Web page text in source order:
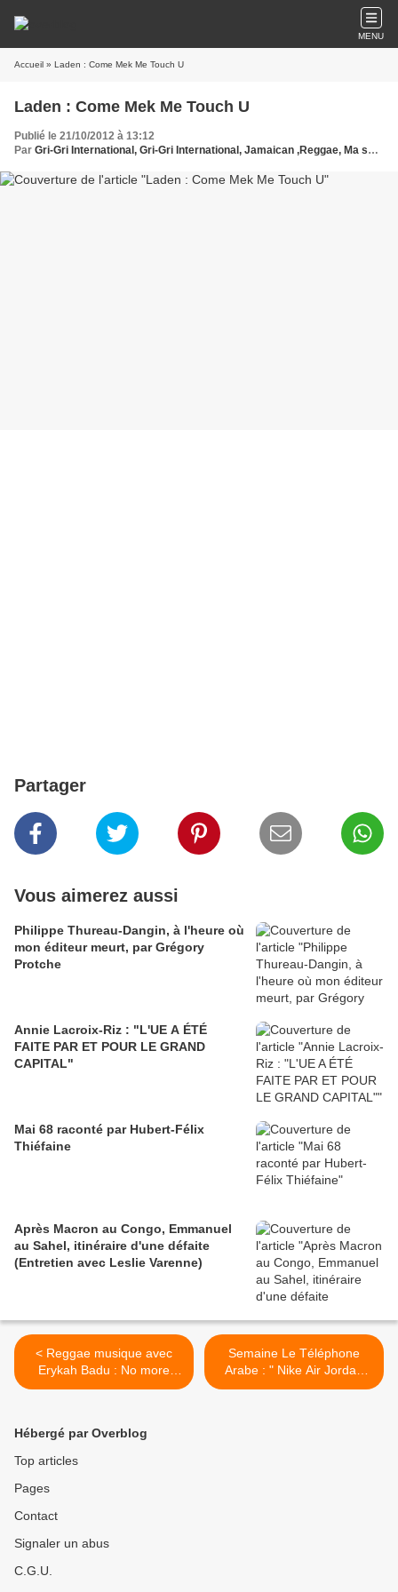
MENU
Accueil » Laden : Come Mek Me Touch U
Laden : Come Mek Me Touch U
Publié le 21/10/2012 à 13:12
Par Gri-Gri International, Gri-Gri International, Jamaican ,Reggae, Ma solange oussou, New York, Blues, France, Love Paris, Music, Afrique, Sony, Hollywood, Jamaica, Europe
Partager
Vous aimerez aussi
Philippe Thureau-Dangin, à l'heure où
mon éditeur meurt, par Grégory
Protche
Annie Lacroix-Riz : "L'UE A ÉTÉ
FAITE PAR ET POUR LE GRAND
CAPITAL"
Mai 68 raconté par Hubert-Félix
Thiéfaine
Après Macron au Congo, Emmanuel
au Sahel, itinéraire d'une défaite
(Entretien avec Leslie Varenne)
< Reggae musique avec
Erykah Badu : No more
trouble
Semaine Le Téléphone
Arabe : " Nike Air Jordan
Aqua " ( Inédit ) >
Hébergé par Overblog
Top articles
Pages
Contact
Signaler un abus
C.G.U.